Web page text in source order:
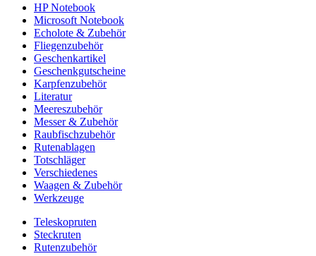
HP Notebook
Microsoft Notebook
Echolote & Zubehör
Fliegenzubehör
Geschenkartikel
Geschenkgutscheine
Karpfenzubehör
Literatur
Meereszubehör
Messer & Zubehör
Raubfischzubehör
Rutenablagen
Totschläger
Verschiedenes
Waagen & Zubehör
Werkzeuge
Teleskopruten
Steckruten
Rutenzubehör